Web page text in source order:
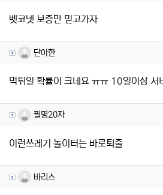
벳코넷 보증만 믿고가자
단아한님의 댓글
단아한
먹튀일 확률이 크네요 ㅠㅠ 10일이상 서
필명20자님의 댓글
필명20자
이런쓰레기 놀이터는 바로퇴출
바리스님의 댓글
바리스